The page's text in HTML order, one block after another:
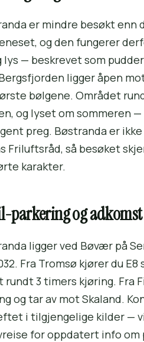
er mindre besøkt enn
og den fungerer
lys — beskrevet som
ligger åpen
bølgene. Området
og lyset om sommeren
preg. Bøstranda er
Friluftsråd, så besøket
karakter.
parkering og adkomst
ligger ved Bøvær på
Fra Tromsø kjører du
3 timers kjøring. Fra
og tar av mot Skaland.
i tilgjengelige kilder —
for oppdatert info